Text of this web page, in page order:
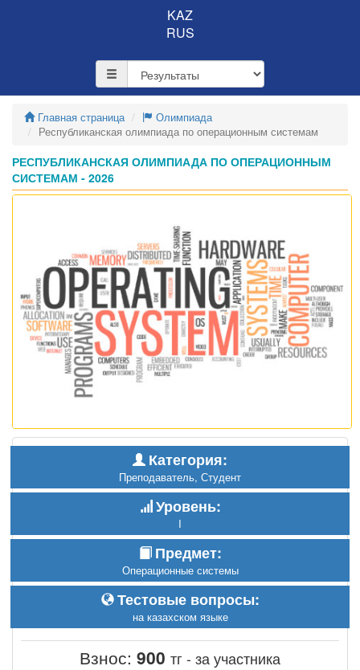
KAZ
RUS
Главная страница
Олимпиада
Республиканская олимпиада по операционным системам
РЕСПУБЛИКАНСКАЯ ОЛИМПИАДА ПО ОПЕРАЦИОННЫМ
СИСТЕМАМ - 2026
Категория:
Преподаватель, Студент
Уровень:
I
Предмет:
Операционные системы
Тестовые вопросы:
на казахском языке
Взнос: 900 тг - за участника